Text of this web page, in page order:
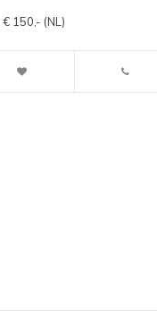
150,- (NL)